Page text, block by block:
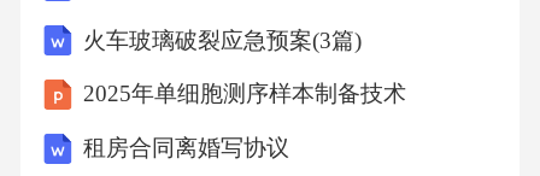
火车玻璃破裂应急预案(3篇)
2025年单细胞测序样本制备技术
租房合同离婚写协议